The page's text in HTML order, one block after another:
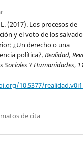
L. (2017). Los procesos de
y el voto de los
¿Un derecho o una
política?.Realidad,
Sociales Y Humanidades,
10.5377/
de cita